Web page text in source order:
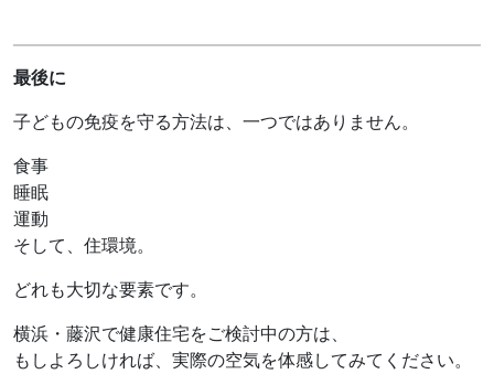
最後に
子どもの免疫を守る方法は、一つではありません。
食事
睡眠
運動
そして、住環境。
どれも大切な要素です。
横浜・藤沢で健康住宅をご検討中の方は、
もしよろしければ、実際の空気を体感してみてください。